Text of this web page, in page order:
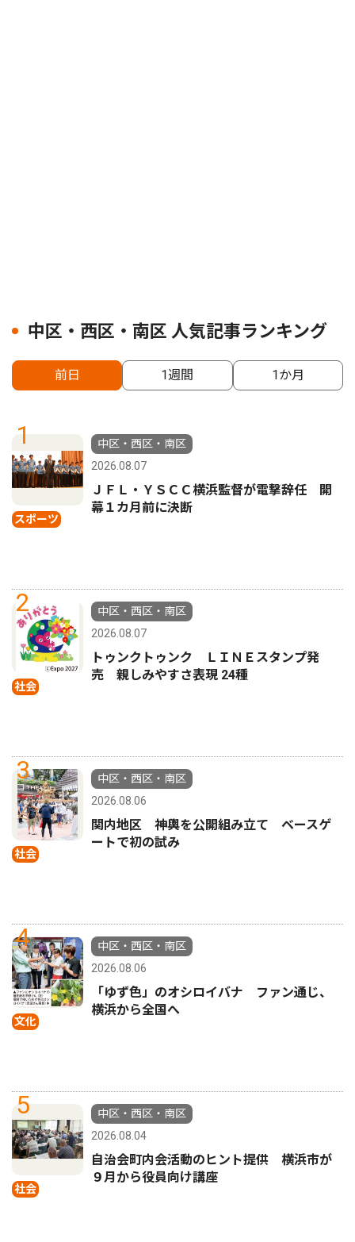
中区・西区・南区 人気記事ランキング
前日 1週間 1か月
1
スポーツ
中区・西区・南区
2026.08.07
ＪＦＬ・ＹＳＣＣ横浜監督が電撃辞任 開
幕１カ月前に決断
2
社会
中区・西区・南区
2026.08.07
トゥンクトゥンク ＬＩＮＥスタンプ発
売 親しみやすさ表現 24種
3
社会
中区・西区・南区
2026.08.06
関内地区 神輿を公開組み立て ベースゲ
ートで初の試み
4
文化
中区・西区・南区
2026.08.06
「ゆず色」のオシロイバナ ファン通じ、
横浜から全国へ
5
社会
中区・西区・南区
2026.08.04
自治会町内会活動のヒント提供 横浜市が
９月から役員向け講座